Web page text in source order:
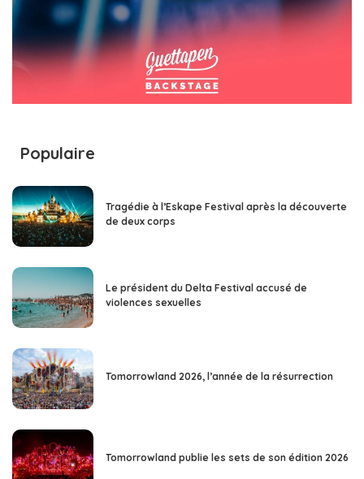
Populaire
Tragédie à l’Eskape Festival après la découverte
de deux corps
Le président du Delta Festival accusé de
violences sexuelles
Tomorrowland 2026, l’année de la résurrection
Tomorrowland publie les sets de son édition 2026